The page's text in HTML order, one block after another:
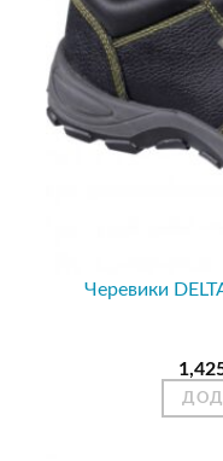
Черевики